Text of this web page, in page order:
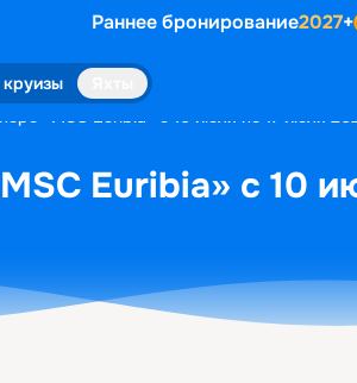
Раннее бронирование2027+
«MSC Euribia» с 10 июля по 17 июля
Euribia» с 10